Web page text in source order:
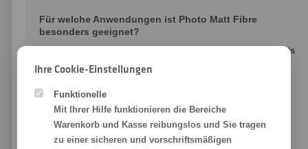
Für welche Anwendungen ist Photo Matt Fibre
besonders geeignet?
Foto- und Posterdrucke, Porträts
und Ausstellungen kürzerer Dauer
attraktivsten Preis in unserem Hahnemühle-Sortiment.
Worin unterscheidet sich Photo Matt Fibre von Photo
Ihre Cookie-Einstellungen
Funktionelle
Mit Ihrer Hilfe funktionieren die Bereiche
Warenkorb und Kasse reibungslos und Sie tragen
zu einer sicheren und vorschriftsmäßigen